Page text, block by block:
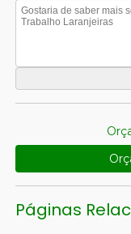
Páginas